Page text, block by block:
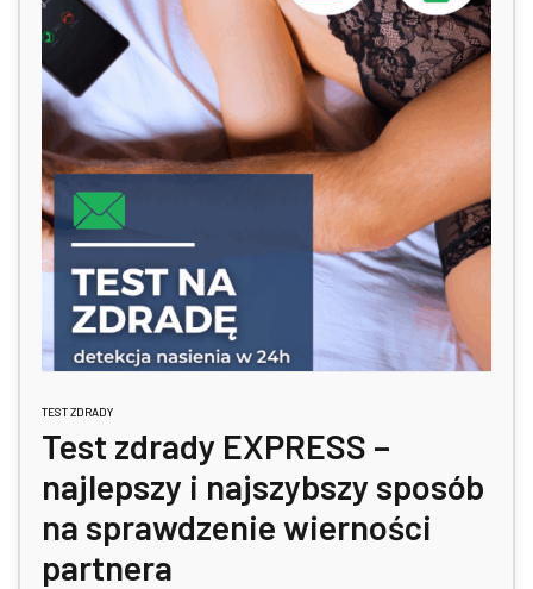
TEST ZDRADY
Test zdrady EXPRESS –
najlepszy i najszybszy sposób
na sprawdzenie wierności
partnera